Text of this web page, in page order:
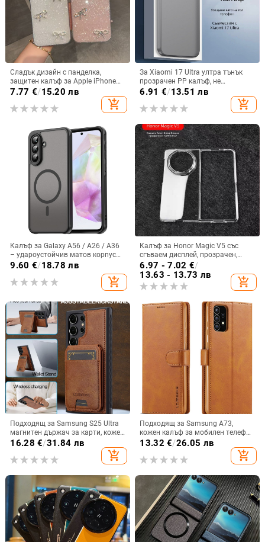
Сладък дизайн с панделка,
защитен калъф за Apple iPhone
11–15 Pro Max, пълен обхват
7.77 €/15.20 лв
add_shopping_cart
За Xiaomi 17 Ultra ултра тънък
прозрачен PP калъф, не
пожълтява, матиран финиш и
6.91 €/13.51 лв
add_shopping_cart
Калъф за Galaxy A56 / A26 / A36
– удароустойчив матов корпус
от PC+TPU с текстура на кожа
9.60 €/18.78 лв
add_shopping_cart
Калъф за Honor Magic V5 със
сгъваем дисплей, прозрачен,
лъскав, PC материал
6.97 - 7.02 €/
13.63 - 13.73 лв
add_shopping_cart
Подходящ за Samsung S25 Ultra
магнитен държач за карти, кожен
калъф S24Plus, защитен калъф,
разделен на части, калъф за
мобилен телефон Samsung
16.28 €/31.84 лв
add_shopping_cart
Подходящ за Samsung A73,
кожен калъф за мобилен телефон
A36/A16, калъф за мобилен
телефон A26/A56, флип калъф,
защитен калъф, невидима скоба.
13.32 €/26.05 лв
add_shopping_cart